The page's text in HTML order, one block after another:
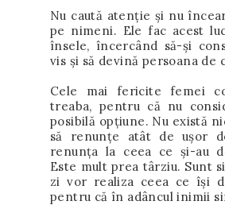
Nu caută atenție și nu
pe nimeni. Ele fac acest
însele, încercând să-și
vis și să devină persoana de
Cele mai fericite femei
treaba, pentru că nu
posibilă opțiune. Nu există
să renunțe atât de ușor
renunța la ceea ce și-au
Este mult prea târziu. Sunt
zi vor realiza ceea ce își
pentru că în adâncul inimii